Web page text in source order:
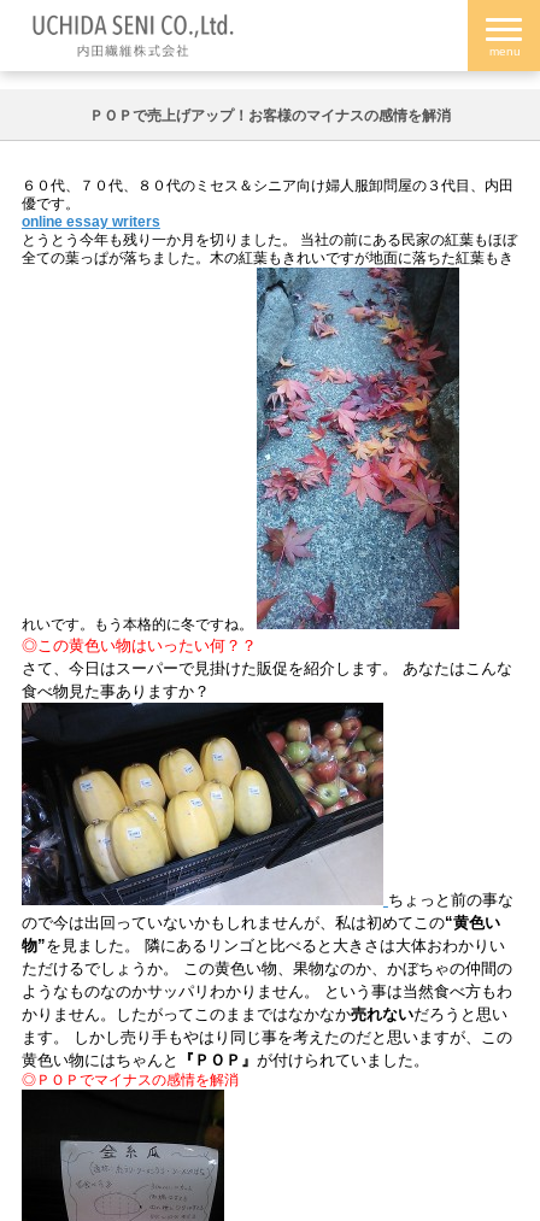
ＰＯＰで売上げアップ！お客様のマイナスの感情を解消
６０代、７０代、８０代のミセス＆シニア向け婦人服卸問屋の３代目、内田
優です。
online essay writers
とうとう今年も残り一か月を切りました。 当社の前にある民家の紅葉もほぼ
全ての葉っぱが落ちました。木の紅葉もきれいですが地面に落ちた紅葉もき
れいです。もう本格的に冬ですね。
◎この黄色い物はいったい何？？
さて、今日はスーパーで見掛けた販促を紹介します。 あなたはこんな
食べ物見た事ありますか？
ちょっと前の事な
ので今は出回っていないかもしれませんが、私は初めてこの“黄色い
物”を見ました。 隣にあるリンゴと比べると大きさは大体おわかりい
ただけるでしょうか。 この黄色い物、果物なのか、かぼちゃの仲間の
ようなものなのかサッパリわかりません。
という事は当然食べ方もわ
かりません。したがってこのままではなかなか売れないだろうと思い
ます。
しかし売り手もやはり同じ事を考えたのだと思いますが、この
黄色い物にはちゃんと
『ＰＯＰ』 が付けられていました。
◎ＰＯＰでマイナスの感情を解消